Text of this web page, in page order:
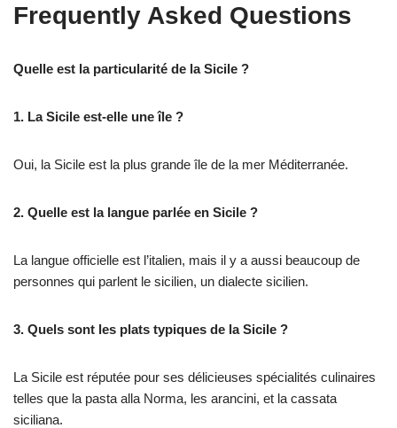
Frequently Asked Questions
Quelle est la particularité de la Sicile ?
1. La Sicile est-elle une île ?
Oui, la Sicile est la plus grande île de la mer Méditerranée.
2. Quelle est la langue parlée en Sicile ?
La langue officielle est l’italien, mais il y a aussi beaucoup de
personnes qui parlent le sicilien, un dialecte sicilien.
3. Quels sont les plats typiques de la Sicile ?
La Sicile est réputée pour ses délicieuses spécialités culinaires
telles que la pasta alla Norma, les arancini, et la cassata
siciliana.